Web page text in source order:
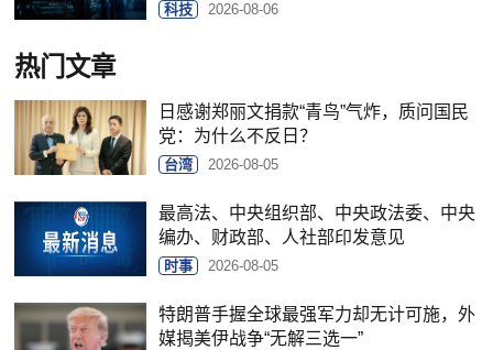
科技 2026-08-06
热门文章
日感谢郑丽文捐款“青鸟”气炸，质问国民
党：为什么不反日？
台湾 2026-08-05
最高法、中央组织部、中央政法委、中央
编办、财政部、人社部印发意见
时事 2026-08-05
特朗普手握全球最强军力却无计可施，外
媒揭美伊战争“无解三选一”